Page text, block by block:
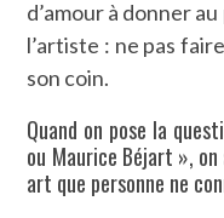
d’amour à donner
l’artiste : ne pas
son coin.
Quand on pose la
ou Maurice Béjart », on
art que personne ne